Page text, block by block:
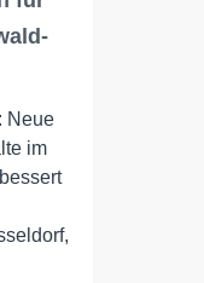
Neue
im